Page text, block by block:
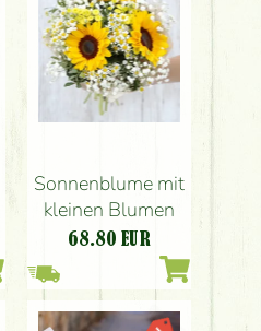
Sonnenblume mit
kleinen Blumen
68.80 EUR